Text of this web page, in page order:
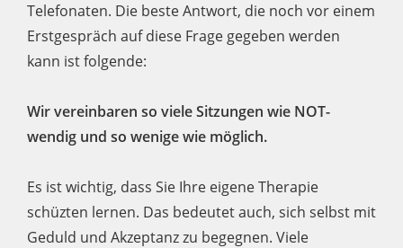
Telefonaten. Die beste Antwort, die noch vor einem
Erstgespräch auf diese Frage gegeben werden
kann ist folgende:
Wir vereinbaren so viele Sitzungen wie NOT-
wendig und so wenige wie möglich.
Es ist wichtig, dass Sie Ihre eigene Therapie
schüzten lernen. Das bedeutet auch, sich selbst mit
Geduld und Akzeptanz zu begegnen. Viele